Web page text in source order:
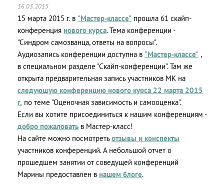
16.03.2015
15 марта 2015 г. в "Мастер-классе" прошла 61 скайп-
конференция нового курса. Тема конференции -
"Синдром самозванца, ответы на вопросы".
Аудиозапись конференции доступна в "Мастер-классе" ,
в специальном разделе "Скайп-конференции". Там же
открыта предварительная запись участников МК на
следующую конференцию нового курса 22 марта 2015
г. по теме "Оценочная зависимость и самооценка".
Если вы хотите присоединиться к нашим конференциям -
добро пожаловать в Мастер-класс!
На сайте можно посмотретьотзывы и конспекты
участников конференций. А небольшой отчет о
прошедшем занятии от соведущей конференций
Марины предоставлен в нашем блоге.